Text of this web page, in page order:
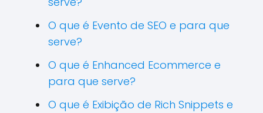
O que é Evento de SEO e para que
serve?
O que é Enhanced Ecommerce e
para que serve?
O que é Exibição de Rich Snippets e